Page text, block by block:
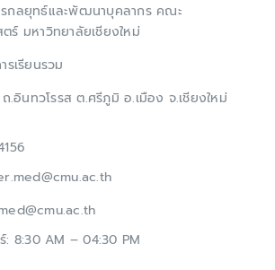
กลยุทธ์และพัฒนาบุคลากร คณะ
ร์ มหาวิทยาลัยเชียงใหม่
รเรียนรวม
ถ.อินทวโรรส ต.ศรีภูมิ อ.เมือง จ.เชียงใหม่
: 8:30 AM – 04:30 PM